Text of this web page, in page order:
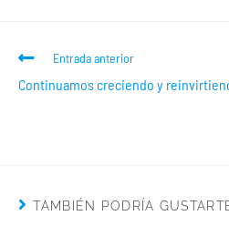
Entrada anterior
Continuamos creciendo y
TAMBIÉN PODRÍA